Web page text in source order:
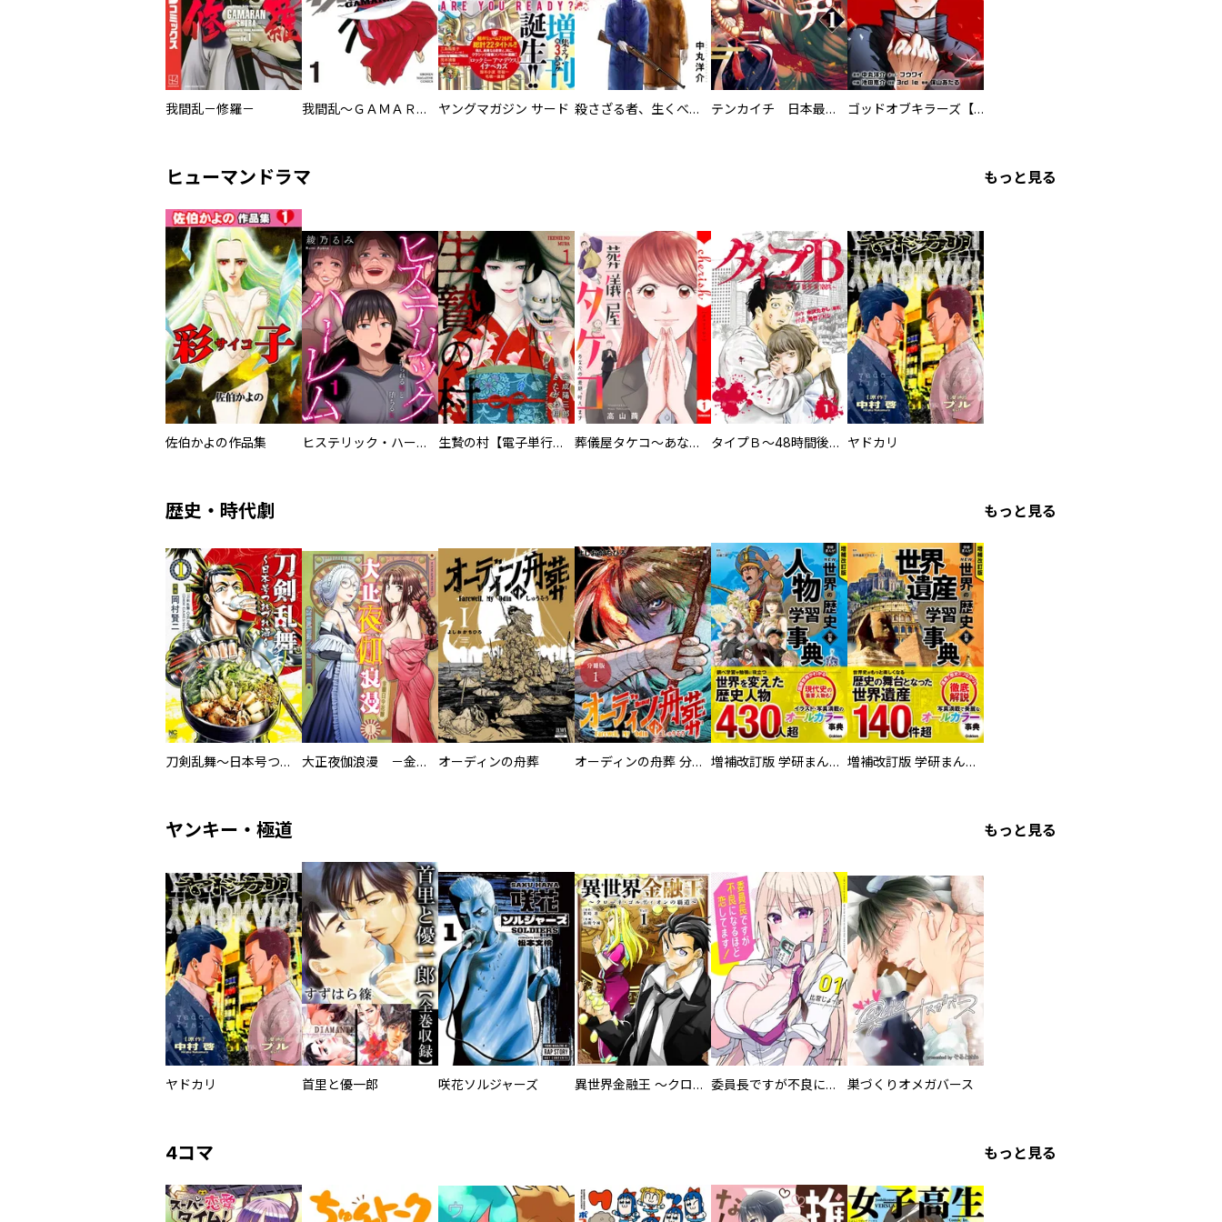
我間乱－修羅－ 我間乱～ＧＡＭＡＲＡＮ～ ヤングマガジン サード 殺さざる者、生くべからず テンカイチ 日本最強武芸者決定戦 ゴッドオブキラーズ【単行本】
ヒューマンドラマ もっと見る
佐伯かよの作品集 ヒステリック・ハーレム～搾られる男と堕ちる女～【電子単行本版】 生贄の村【電子単行本版】 葬儀屋タケコ～あなたの最期、叶えます【電子単行本版】 タイプＢ～48時間後、致死率100％～【単話】 ヤドカリ
歴史・時代劇 もっと見る
刀剣乱舞～日本号つれづれ酒～ 大正夜伽浪漫 －金曜日の花嫁— オーディンの舟葬 オーディンの舟葬 分冊版 増補改訂版 学研まんが NEW世界の歴史 別巻 人物学習事典 増補改訂版 学研まんが NEW世界の歴史 別巻 世界遺産学習事典
ヤンキー・極道 もっと見る
ヤドカリ 首里と優一郎 咲花ソルジャーズ 異世界金融王 ～クローネ・ゴルディオンの覇道～ 委員長ですが不良になるほど恋してます！ 巣づくりオメガバース
4コマ もっと見る